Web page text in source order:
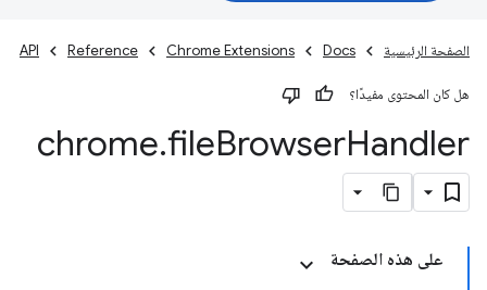
الصفحة الرئيسية Docs
Chrome Extensions
Reference
API
هل كان المحتوى مفيدًا؟
chrome.fileBrowserHandler
على هذه الصفحة